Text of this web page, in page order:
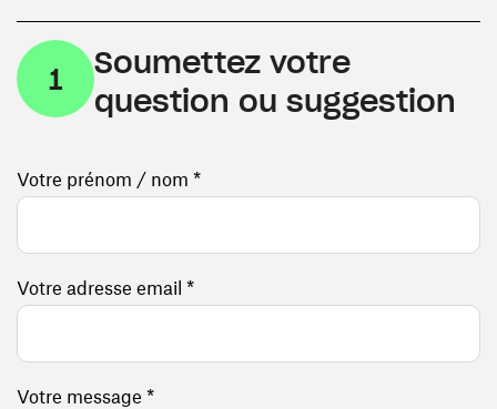
1
Soumettez votre
question ou suggestion
Votre prénom / nom *
Votre adresse email *
Votre message *